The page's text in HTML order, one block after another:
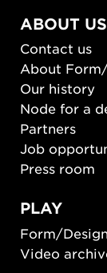
ABOUT US
Contact us
About
Our history
Node for a
Partners
Job
Press room
PLAY
Form/
Video